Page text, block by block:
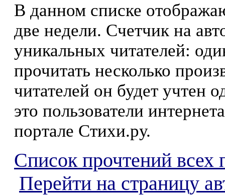
В данном списке
две недели. Счетчик на
уникальных читателей:
прочитать несколько
читателей он будет учтен
это пользователи
портале Стихи.ру.
Список прочтений всех
Перейти на страницу